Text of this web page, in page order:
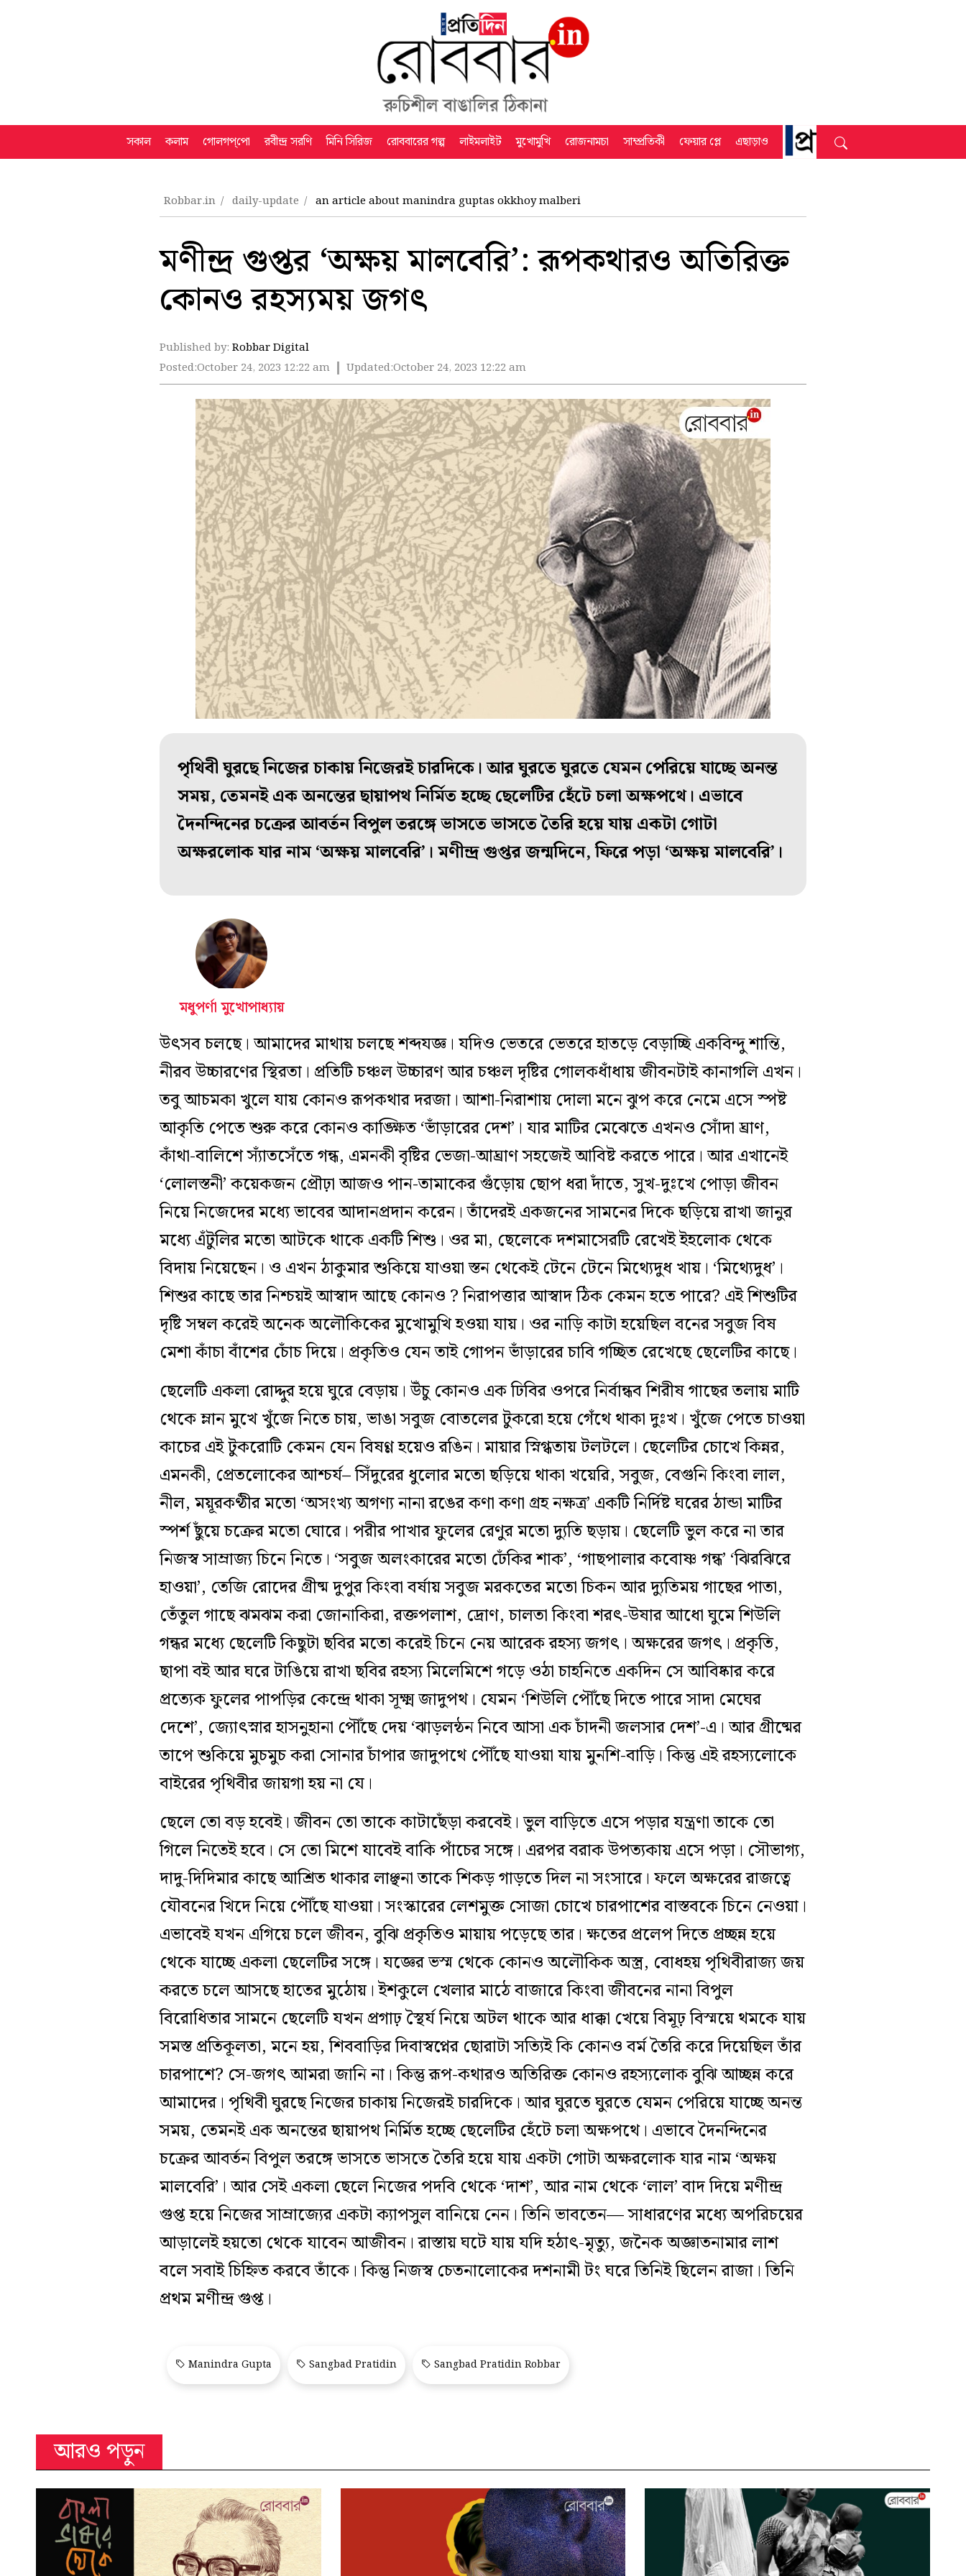
সকাল কলাম গোলগপ্‌পো রবীন্দ্র সরণি মিনি সিরিজ রোববারের গল্প লাইমলাইট মুখোমুখি রোজনামচা সাম্প্রতিকী ফেয়ার প্লে এছাড়াও
Robbar.in daily-update an article about manindra guptas okkhoy malberi
মণীন্দ্র গুপ্তর ‘অক্ষয় মালবেরি’: রূপকথারও অতিরিক্ত
কোনও রহস্যময় জগৎ
Published by: Robbar Digital
Posted:October 24, 2023 12:22 am Updated:October 24, 2023 12:22 am
পৃথিবী ঘুরছে নিজের চাকায় নিজেরই চারদিকে। আর ঘুরতে ঘুরতে যেমন পেরিয়ে যাচ্ছে অনন্ত
সময়, তেমনই এক অনন্তের ছায়াপথ নির্মিত হচ্ছে ছেলেটির হেঁটে চলা অক্ষপথে। এভাবে
দৈনন্দিনের চক্রের আবর্তন বিপুল তরঙ্গে ভাসতে ভাসতে তৈরি হয়ে যায় একটা গোটা
অক্ষরলোক যার নাম ‘অক্ষয় মালবেরি’। মণীন্দ্র গুপ্তর জন্মদিনে, ফিরে পড়া ‘অক্ষয় মালবেরি’।
মধুপর্ণা মুখোপাধ্যায়
উৎসব চলছে। আমাদের মাথায় চলছে শব্দযজ্ঞ। যদিও ভেতরে ভেতরে হাতড়ে বেড়াচ্ছি একবিন্দু শান্তি,
নীরব উচ্চারণের স্থিরতা। প্রতিটি চঞ্চল উচ্চারণ আর চঞ্চল দৃষ্টির গোলকধাঁধায় জীবনটাই কানাগলি এখন।
তবু আচমকা খুলে যায় কোনও রূপকথার দরজা। আশা-নিরাশায় দোলা মনে ঝুপ করে নেমে এসে স্পষ্ট
আকৃতি পেতে শুরু করে কোনও কাঙ্ক্ষিত ‘ভাঁড়ারের দেশ’। যার মাটির মেঝেতে এখনও সোঁদা ঘ্রাণ,
কাঁথা-বালিশে স্যাঁতসেঁতে গন্ধ, এমনকী বৃষ্টির ভেজা-আঘ্রাণ সহজেই আবিষ্ট করতে পারে। আর এখানেই
‘লোলস্তনী’ কয়েকজন প্রৌঢ়া আজও পান-তামাকের গুঁড়োয় ছোপ ধরা দাঁতে, সুখ-দুঃখে পোড়া জীবন
নিয়ে নিজেদের মধ্যে ভাবের আদানপ্রদান করেন। তাঁদেরই একজনের সামনের দিকে ছড়িয়ে রাখা জানুর
মধ্যে এঁটুলির মতো আটকে থাকে একটি শিশু। ওর মা, ছেলেকে দশমাসেরটি রেখেই ইহলোক থেকে
বিদায় নিয়েছেন। ও এখন ঠাকুমার শুকিয়ে যাওয়া স্তন থেকেই টেনে টেনে মিথ্যেদুধ খায়। ‘মিথ্যেদুধ’।
শিশুর কাছে তার নিশ্চয়ই আস্বাদ আছে কোনও ? নিরাপত্তার আস্বাদ ঠিক কেমন হতে পারে? এই শিশুটির
দৃষ্টি সম্বল করেই অনেক অলৌকিকের মুখোমুখি হওয়া যায়। ওর নাড়ি কাটা হয়েছিল বনের সবুজ বিষ
মেশা কাঁচা বাঁশের চোঁচ দিয়ে। প্রকৃতিও যেন তাই গোপন ভাঁড়ারের চাবি গচ্ছিত রেখেছে ছেলেটির কাছে।
ছেলেটি একলা রোদ্দুর হয়ে ঘুরে বেড়ায়। উঁচু কোনও এক ঢিবির ওপরে নির্বান্ধব শিরীষ গাছের তলায় মাটি
থেকে ম্লান মুখে খুঁজে নিতে চায়, ভাঙা সবুজ বোতলের টুকরো হয়ে গেঁথে থাকা দুঃখ। খুঁজে পেতে চাওয়া
কাচের এই টুকরোটি কেমন যেন বিষণ্ণ হয়েও রঙিন। মায়ার স্নিগ্ধতায় টলটলে। ছেলেটির চোখে কিন্নর,
এমনকী, প্রেতলোকের আশ্চর্য– সিঁদুরের ধুলোর মতো ছড়িয়ে থাকা খয়েরি, সবুজ, বেগুনি কিংবা লাল,
নীল, ময়ূরকণ্ঠীর মতো ‘অসংখ্য অগণ্য নানা রঙের কণা কণা গ্রহ নক্ষত্র’ একটি নির্দিষ্ট ঘরের ঠান্ডা মাটির
স্পর্শ ছুঁয়ে চক্রের মতো ঘোরে। পরীর পাখার ফুলের রেণুর মতো দ্যুতি ছড়ায়। ছেলেটি ভুল করে না তার
নিজস্ব সাম্রাজ্য চিনে নিতে। ‘সবুজ অলংকারের মতো ঢেঁকির শাক’, ‘গাছপালার কবোষ্ণ গন্ধ’ ‘ঝিরঝিরে
হাওয়া’, তেজি রোদের গ্রীষ্ম দুপুর কিংবা বর্ষায় সবুজ মরকতের মতো চিকন আর দ্যুতিময় গাছের পাতা,
তেঁতুল গাছে ঝমঝম করা জোনাকিরা, রক্তপলাশ, দ্রোণ, চালতা কিংবা শরৎ-উষার আধো ঘুমে শিউলি
গন্ধর মধ্যে ছেলেটি কিছুটা ছবির মতো করেই চিনে নেয় আরেক রহস্য জগৎ। অক্ষরের জগৎ। প্রকৃতি,
ছাপা বই আর ঘরে টাঙিয়ে রাখা ছবির রহস্য মিলেমিশে গড়ে ওঠা চাহনিতে একদিন সে আবিষ্কার করে
প্রত্যেক ফুলের পাপড়ির কেন্দ্রে থাকা সূক্ষ্ম জাদুপথ। যেমন ‘শিউলি পৌঁছে দিতে পারে সাদা মেঘের
দেশে’, জ্যোৎস্নার হাসনুহানা পৌঁছে দেয় ‘ঝাড়লন্ঠন নিবে আসা এক চাঁদনী জলসার দেশ’-এ। আর গ্রীষ্মের
তাপে শুকিয়ে মুচমুচ করা সোনার চাঁপার জাদুপথে পৌঁছে যাওয়া যায় মুনশি-বাড়ি। কিন্তু এই রহস্যলোকে
বাইরের পৃথিবীর জায়গা হয় না যে।
ছেলে তো বড় হবেই। জীবন তো তাকে কাটাছেঁড়া করবেই। ভুল বাড়িতে এসে পড়ার যন্ত্রণা তাকে তো
গিলে নিতেই হবে। সে তো মিশে যাবেই বাকি পাঁচের সঙ্গে। এরপর বরাক উপত্যকায় এসে পড়া। সৌভাগ্য,
দাদু-দিদিমার কাছে আশ্রিত থাকার লাঞ্ছনা তাকে শিকড় গাড়তে দিল না সংসারে। ফলে অক্ষরের রাজত্বে
যৌবনের খিদে নিয়ে পৌঁছে যাওয়া। সংস্কারের লেশমুক্ত সোজা চোখে চারপাশের বাস্তবকে চিনে নেওয়া।
এভাবেই যখন এগিয়ে চলে জীবন, বুঝি প্রকৃতিও মায়ায় পড়েছে তার। ক্ষতের প্রলেপ দিতে প্রচ্ছন্ন হয়ে
থেকে যাচ্ছে একলা ছেলেটির সঙ্গে। যজ্ঞের ভস্ম থেকে কোনও অলৌকিক অস্ত্র, বোধহয় পৃথিবীরাজ্য জয়
করতে চলে আসছে হাতের মুঠোয়। ইশকুলে খেলার মাঠে বাজারে কিংবা জীবনের নানা বিপুল
বিরোধিতার সামনে ছেলেটি যখন প্রগাঢ় স্থৈর্য নিয়ে অটল থাকে আর ধাক্কা খেয়ে বিমূঢ় বিস্ময়ে থমকে যায়
সমস্ত প্রতিকূলতা, মনে হয়, শিববাড়ির দিবাস্বপ্নের ছোরাটা সত্যিই কি কোনও বর্ম তৈরি করে দিয়েছিল তাঁর
চারপাশে? সে-জগৎ আমরা জানি না। কিন্তু রূপ-কথারও অতিরিক্ত কোনও রহস্যলোক বুঝি আচ্ছন্ন করে
আমাদের। পৃথিবী ঘুরছে নিজের চাকায় নিজেরই চারদিকে। আর ঘুরতে ঘুরতে যেমন পেরিয়ে যাচ্ছে অনন্ত
সময়, তেমনই এক অনন্তের ছায়াপথ নির্মিত হচ্ছে ছেলেটির হেঁটে চলা অক্ষপথে। এভাবে দৈনন্দিনের
চক্রের আবর্তন বিপুল তরঙ্গে ভাসতে ভাসতে তৈরি হয়ে যায় একটা গোটা অক্ষরলোক যার নাম ‘অক্ষয়
মালবেরি’। আর সেই একলা ছেলে নিজের পদবি থেকে ‘দাশ’, আর নাম থেকে ‘লাল’ বাদ দিয়ে মণীন্দ্র
গুপ্ত হয়ে নিজের সাম্রাজ্যের একটা ক্যাপসুল বানিয়ে নেন। তিনি ভাবতেন— সাধারণের মধ্যে অপরিচয়ের
আড়ালেই হয়তো থেকে যাবেন আজীবন। রাস্তায় ঘটে যায় যদি হঠাৎ-মৃত্যু, জনৈক অজ্ঞাতনামার লাশ
বলে সবাই চিহ্নিত করবে তাঁকে। কিন্তু নিজস্ব চেতনালোকের দশনামী টং ঘরে তিনিই ছিলেন রাজা। তিনি
প্রথম মণীন্দ্র গুপ্ত।
Manindra Gupta Sangbad Pratidin Sangbad Pratidin Robbar
আরও পড়ুন